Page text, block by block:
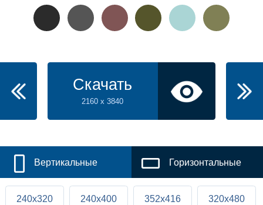
Скачать
2160 x 3840
Вертикальные Горизонтальные
240x320 240x400 352x416 320x480